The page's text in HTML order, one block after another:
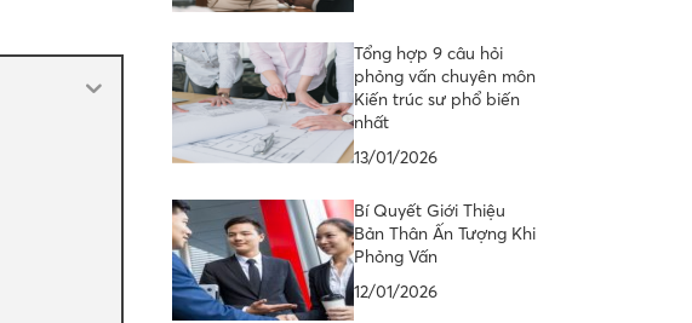
Tổng hợp 9 câu hỏi
phỏng vấn chuyên môn
Kiến trúc sư phổ biến
nhất
13/01/2026
Bí Quyết Giới Thiệu
Bản Thân Ấn Tượng Khi
Phỏng Vấn
12/01/2026